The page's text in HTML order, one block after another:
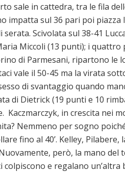
sale in cattedra, tra le fila
impatta sul 36 pari poi piazza
Scivolata sul 38-41
Miccoli (13 punti); i
di Parmesani, ripartono le
vale il 50-45 ma la virata
di svantaggio quando
di Dietrick (19 punti e 10
Kaczmarczyk, in crescita nei
Nemmeno per sogno
fino al 40’. Kelley,
però, la mano del
e regalano un’altra